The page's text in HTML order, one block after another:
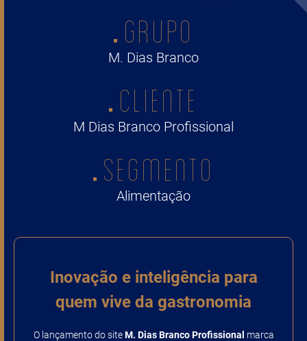
GRUPO
M. Dias Branco
CLIENTE
M Dias Branco Profissional
SEGMENTO
Alimentação
Inovação e inteligência para
quem vive da gastronomia
O lançamento do siteM. Dias Branco Profissional marca